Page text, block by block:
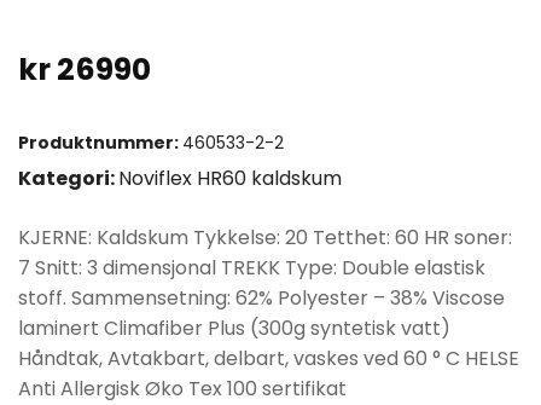
kr26990
Produktnummer: 460533-2-2
Kategori:Noviflex HR60 kaldskum
KJERNE: Kaldskum Tykkelse: 20 Tetthet: 60 HR soner:
7 Snitt: 3 dimensjonal TREKK Type: Double elastisk
stoff. Sammensetning: 62% Polyester – 38% Viscose
laminert Climafiber Plus (300g syntetisk vatt)
Håndtak, Avtakbart, delbart, vaskes ved 60 ° C HELSE
Anti Allergisk Øko Tex 100 sertifikat